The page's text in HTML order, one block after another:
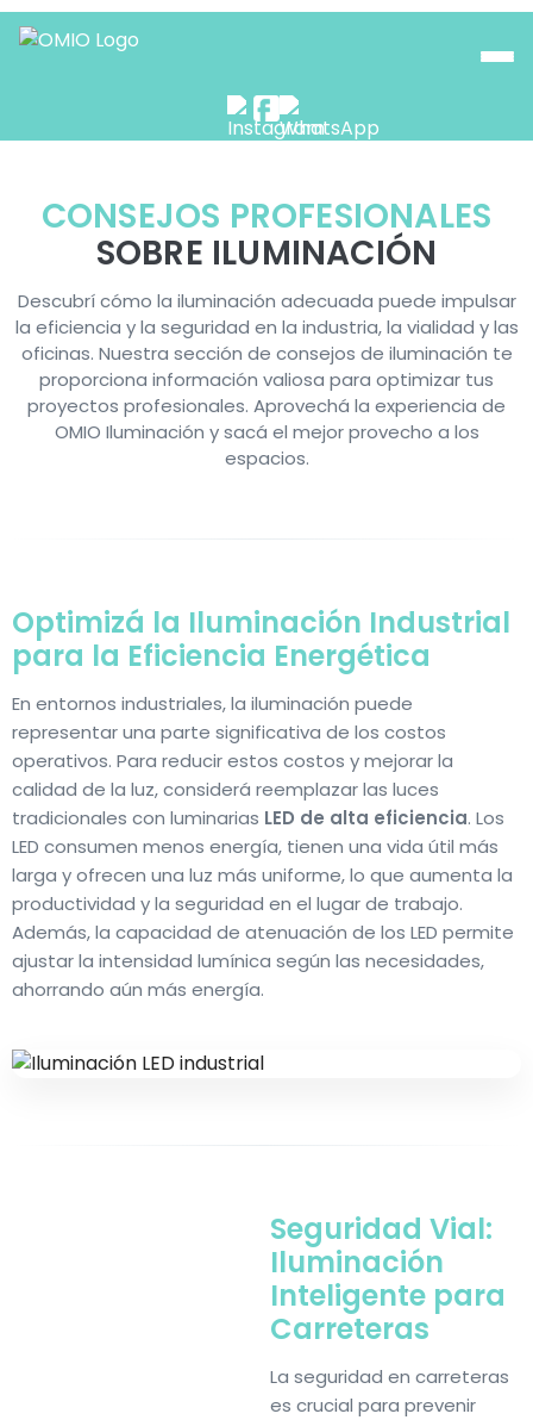
CONSEJOS PROFESIONALES
SOBRE ILUMINACIÓN
Descubrí cómo la iluminación adecuada puede impulsar
la eficiencia y la seguridad en la industria, la vialidad y las
oficinas. Nuestra sección de consejos de iluminación te
proporciona información valiosa para optimizar tus
proyectos profesionales. Aprovechá la experiencia de
OMIO Iluminación y sacá el mejor provecho a los
espacios.
Optimizá la Iluminación Industrial
para la Eficiencia Energética
En entornos industriales, la iluminación puede
representar una parte significativa de los costos
operativos. Para reducir estos costos y mejorar la
calidad de la luz, considerá reemplazar las luces
tradicionales con luminarias LED de alta eficiencia. Los
LED consumen menos energía, tienen una vida útil más
larga y ofrecen una luz más uniforme, lo que aumenta la
productividad y la seguridad en el lugar de trabajo.
Además, la capacidad de atenuación de los LED permite
ajustar la intensidad lumínica según las necesidades,
ahorrando aún más energía.
Seguridad Vial:
Iluminación
Inteligente para
Carreteras
La seguridad en carreteras
es crucial para prevenir